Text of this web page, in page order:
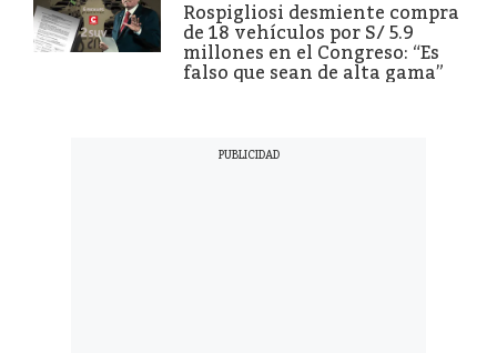
Rospigliosi desmiente compra
de 18 vehículos por S/ 5.9
millones en el Congreso: “Es
falso que sean de alta gama”